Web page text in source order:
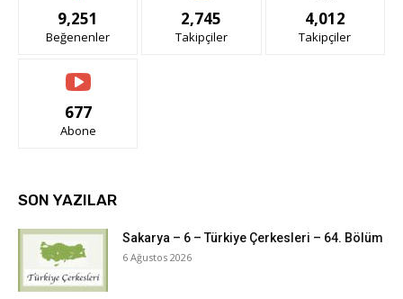
9,251
Beğenenler
2,745
Takipçiler
4,012
Takipçiler
677
Abone
SON YAZILAR
Sakarya – 6 – Türkiye Çerkesleri – 64. Bölüm
6 Ağustos 2026